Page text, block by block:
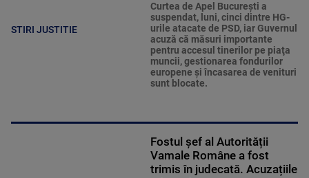
STIRI JUSTITIE
Curtea de Apel Bucureşti a
suspendat, luni, cinci dintre HG-
urile atacate de PSD, iar Guvernul
acuză că măsuri importante
pentru accesul tinerilor pe piaţa
muncii, gestionarea fondurilor
europene şi încasarea de venituri
sunt blocate.
Fostul șef al Autorității
Vamale Române a fost
trimis în judecată. Acuzațiile